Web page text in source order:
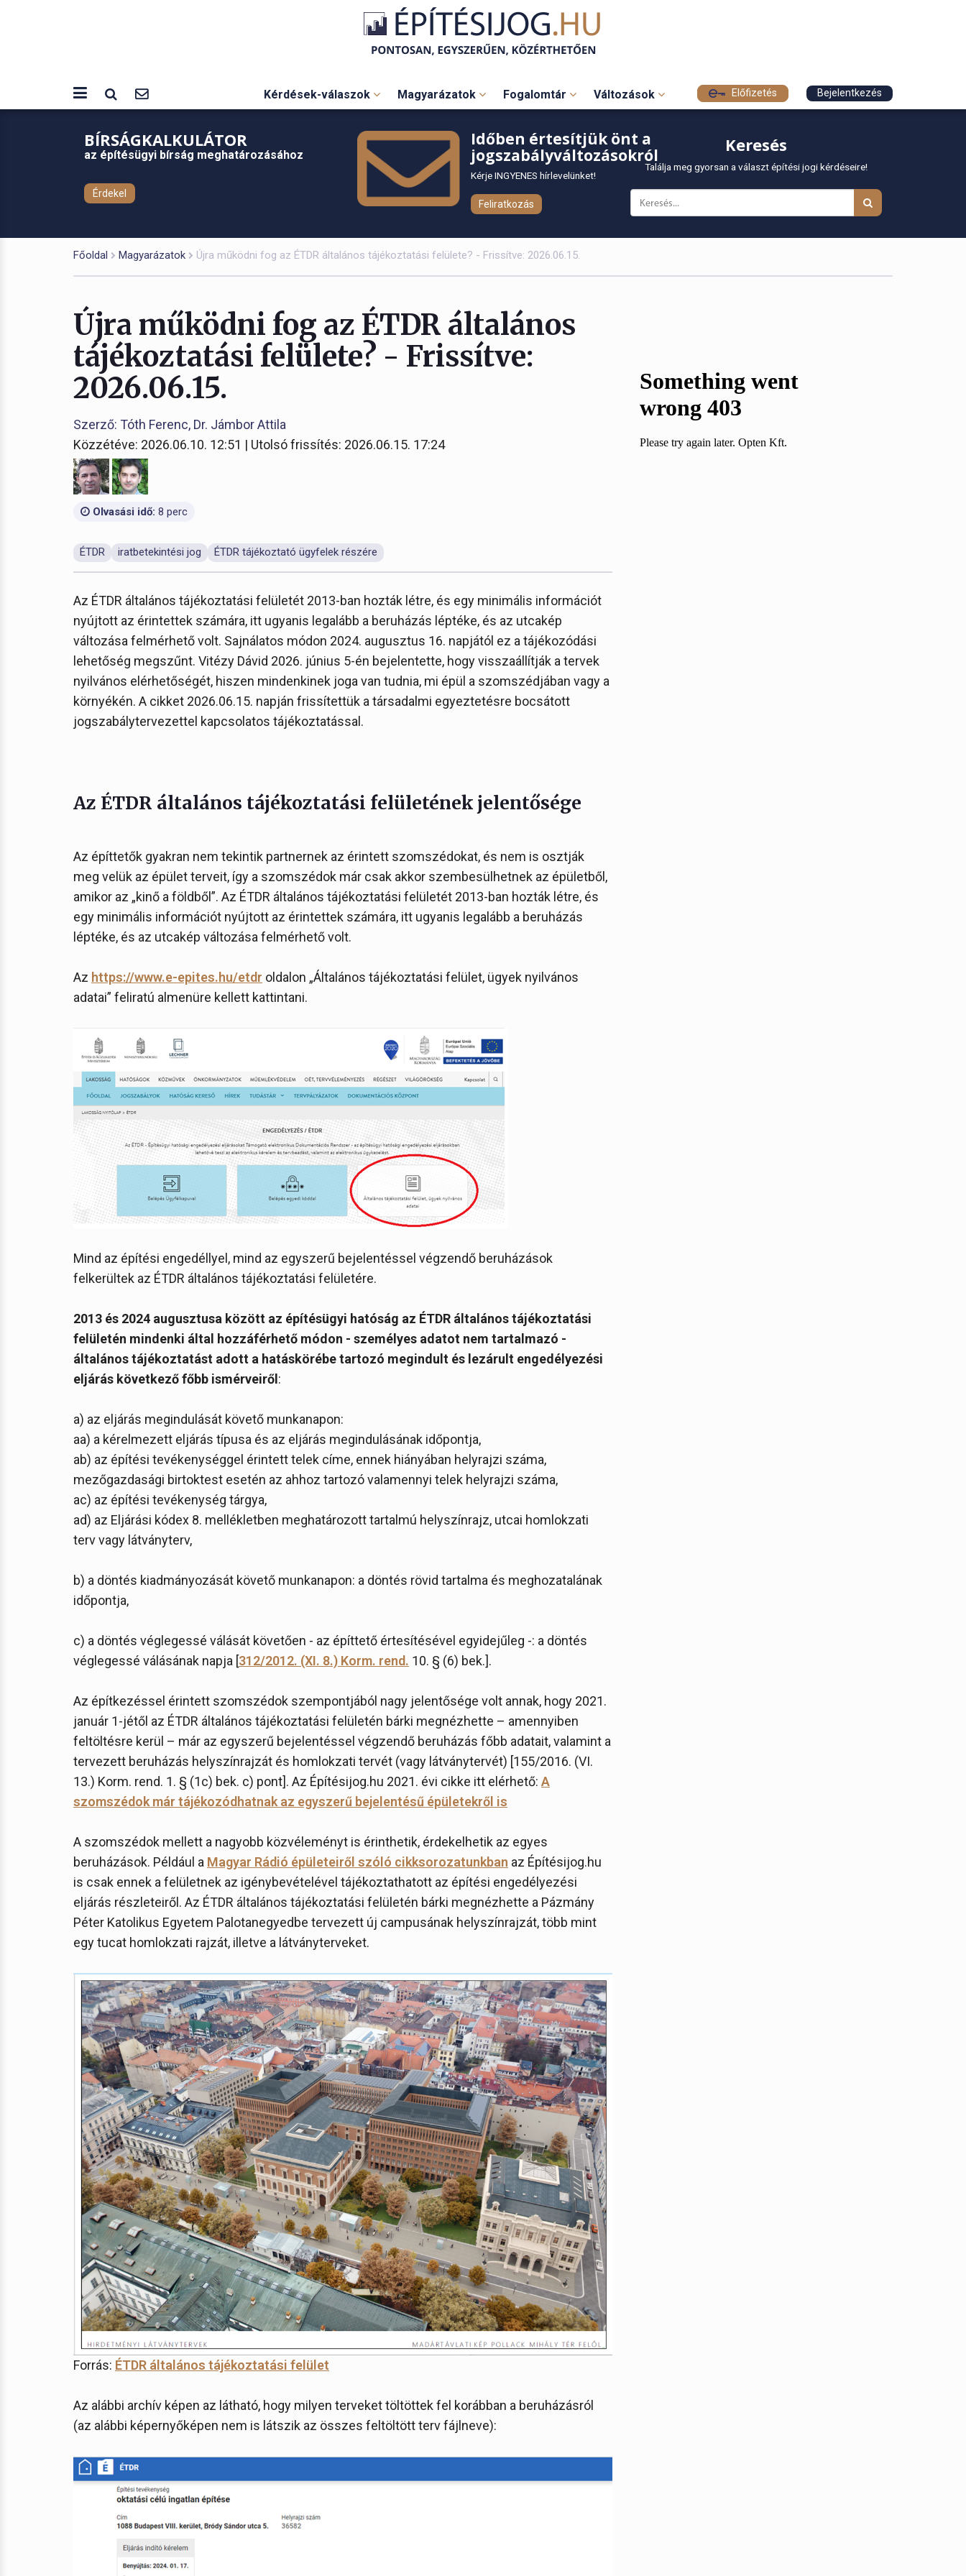
Kérdések-válaszok Magyarázatok Fogalomtár Változások Előfizetés Bejelentkezés
BÍRSÁGKALKULÁTOR
az építésügyi bírság meghatározásához
Érdekel
Időben értesítjük önt a
jogszabályváltozásokról
Kérje INGYENES hírlevelünket!
Feliratkozás
Keresés
Találja meg gyorsan a választ építési jogi kérdéseire!
Főoldal Magyarázatok Újra működni fog az ÉTDR általános tájékoztatási felülete? - Frissítve: 2026.06.15.
Újra működni fog az ÉTDR általános
tájékoztatási felülete? - Frissítve:
2026.06.15.
Szerző: Tóth Ferenc, Dr. Jámbor Attila
Közzétéve: 2026.06.10. 12:51 | Utolsó frissítés: 2026.06.15. 17:24
Olvasási idő: 8 perc
ÉTDR iratbetekintési jog ÉTDR tájékoztató ügyfelek részére
Az ÉTDR általános tájékoztatási felületét 2013-ban hozták létre, és egy minimális információt
nyújtott az érintettek számára, itt ugyanis legalább a beruházás léptéke, és az utcakép
változása felmérhető volt. Sajnálatos módon 2024. augusztus 16. napjától ez a tájékozódási
lehetőség megszűnt. Vitézy Dávid 2026. június 5-én bejelentette, hogy visszaállítják a tervek
nyilvános elérhetőségét, hiszen mindenkinek joga van tudnia, mi épül a szomszédjában vagy a
környékén. A cikket 2026.06.15. napján frissítettük a társadalmi egyeztetésre bocsátott
jogszabálytervezettel kapcsolatos tájékoztatással.
Az ÉTDR általános tájékoztatási felületének jelentősége
Az építtetők gyakran nem tekintik partnernek az érintett szomszédokat, és nem is osztják
meg velük az épület terveit, így a szomszédok már csak akkor szembesülhetnek az épületből,
amikor az „kinő a földből”. Az ÉTDR általános tájékoztatási felületét 2013-ban hozták létre, és
egy minimális információt nyújtott az érintettek számára, itt ugyanis legalább a beruházás
léptéke, és az utcakép változása felmérhető volt.
Az https://www.e-epites.hu/etdr oldalon „Általános tájékoztatási felület, ügyek nyilvános
adatai” feliratú almenüre kellett kattintani.
Mind az építési engedéllyel, mind az egyszerű bejelentéssel végzendő beruházások
felkerültek az ÉTDR általános tájékoztatási felületére.
2013 és 2024 augusztusa között az építésügyi hatóság az ÉTDR általános tájékoztatási
felületén mindenki által hozzáférhető módon - személyes adatot nem tartalmazó -
általános tájékoztatást adott a hatáskörébe tartozó megindult és lezárult engedélyezési
eljárás következő főbb ismérveiről :
a) az eljárás megindulását követő munkanapon:
aa) a kérelmezett eljárás típusa és az eljárás megindulásának időpontja,
ab) az építési tevékenységgel érintett telek címe, ennek hiányában helyrajzi száma,
mezőgazdasági birtoktest esetén az ahhoz tartozó valamennyi telek helyrajzi száma,
ac) az építési tevékenység tárgya,
ad) az Eljárási kódex 8. mellékletben meghatározott tartalmú helyszínrajz, utcai homlokzati
terv vagy látványterv,
b) a döntés kiadmányozását követő munkanapon: a döntés rövid tartalma és meghozatalának
időpontja,
c) a döntés véglegessé válását követően - az építtető értesítésével egyidejűleg -: a döntés
véglegessé válásának napja [312/2012. (XI. 8.) Korm. rend. 10. § (6) bek.].
Az építkezéssel érintett szomszédok szempontjából nagy jelentősége volt annak, hogy 2021.
január 1-jétől az ÉTDR általános tájékoztatási felületén bárki megnézhette – amennyiben
feltöltésre kerül – már az egyszerű bejelentéssel végzendő beruházás főbb adatait, valamint a
tervezett beruházás helyszínrajzát és homlokzati tervét (vagy látványtervét) [155/2016. (VI.
13.) Korm. rend. 1. § (1c) bek. c) pont]. Az Építésijog.hu 2021. évi cikke itt elérhető: A
szomszédok már tájékozódhatnak az egyszerű bejelentésű épületekről is
A szomszédok mellett a nagyobb közvéleményt is érinthetik, érdekelhetik az egyes
beruházások. Például a Magyar Rádió épületeiről szóló cikksorozatunkban az Építésijog.hu
is csak ennek a felületnek az igénybevételével tájékoztathatott az építési engedélyezési
eljárás részleteiről. Az ÉTDR általános tájékoztatási felületén bárki megnézhette a Pázmány
Péter Katolikus Egyetem Palotanegyedbe tervezett új campusának helyszínrajzát, több mint
egy tucat homlokzati rajzát, illetve a látványterveket.
Forrás: ÉTDR általános tájékoztatási felület
Az alábbi archív képen az látható, hogy milyen terveket töltöttek fel korábban a beruházásról
(az alábbi képernyőképen nem is látszik az összes feltöltött terv fájlneve):